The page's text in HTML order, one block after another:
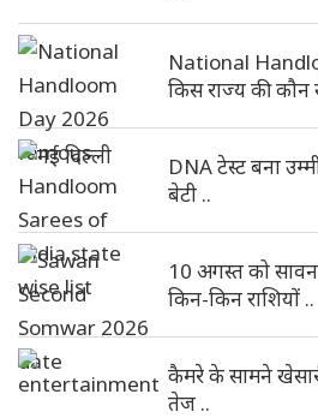
National
किस राज्य की कौन
DNA टेस्ट बना
बेटी ..
10 अगस्त को
किन-किन राशियों ..
कैमरे के सामने
तेज ..